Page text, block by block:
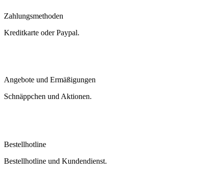
Zahlungsmethoden
Kreditkarte oder Paypal.
Angebote und Ermäßigungen
Schnäppchen und Aktionen.
Bestellhotline
Bestellhotline und Kundendienst.